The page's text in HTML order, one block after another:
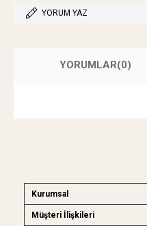
YORUM YAZ
YORUMLAR(0)
Kurumsal
Müşteri İlişkileri